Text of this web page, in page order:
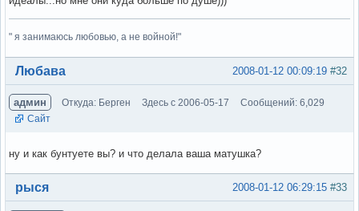
" я занимаюсь любовью, а не войной!"
Вне форума #32
2008-01-12 00:09:19
Любава
админ Откуда: Берген Здесь с 2006-05-17
Сообщений: 6,029
Сайт
ну и как бунтуете вы? и что делала ваша матушка?
Вне форума #33
2008-01-12 06:29:15
рыся